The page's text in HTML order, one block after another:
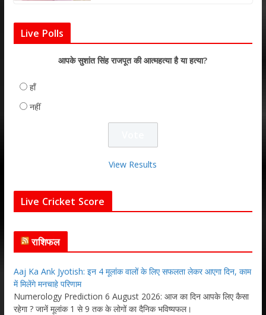
Live Polls
आपके सुशांत सिंह राजपूत की आत्महत्या है या हत्या?
हाँ
नहीं
View Results
Live Cricket Score
राशिफल
Aaj Ka Ank Jyotish: इन 4 मूलांक वालों के लिए सफलता लेकर आएगा दिन, काम
में मिलेंगे मनचाहे परिणाम
Numerology Prediction 6 August 2026: आज का दिन आपके लिए कैसा
रहेगा ? जानें मूलांक 1 से 9 तक के लोगों का दैनिक भविष्यफल।